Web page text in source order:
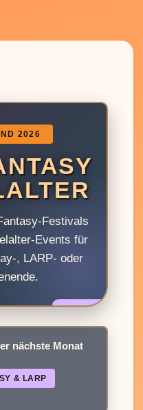
2026
Festivals
Events für
, LARP- oder
nächste Monat
& LARP